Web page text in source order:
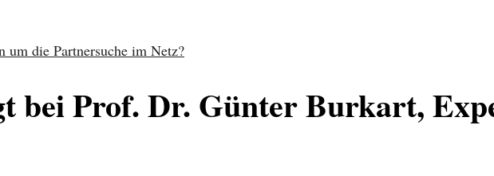
um die Partnersuche im Netz?
bei Prof. Dr. Günter Burkart,